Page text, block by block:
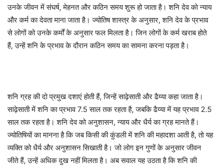
उनके जीवन में संघर्ष, मेहनत और कठिन समय शुरू हो जाता है। शनि देव को न्याय
और कर्म का देवता माना जाता है। ज्योतिष शास्त्र के अनुसार, शनि देव के प्रभाव
से लोगों को उनके कर्मों के अनुसार फल मिलता है। जिन लोगों के कर्म खराब होते
हैं, उन्हें शनि के प्रभाव के दौरान कठिन समय का सामना करना पड़ता है।
शनि ग्रह की दो प्रमुख दशाएं होती हैं, जिन्हें साढ़ेसाती और ढैय्या कहा जाता है।
साढ़ेसाती में शनि का प्रभाव 7.5 साल तक रहता है, जबकि ढैय्या में यह प्रभाव 2.5
साल तक रहता है। शनि देव को अनुशासन, न्याय और धैर्य का ग्रह मानते हैं।
ज्योतिषियों का मानना है कि जब किसी की कुंडली में शनि की महादशा आती है, तो यह
व्यक्ति को धैर्य और अनुशासन सिखाती है। जो लोग इन गुणों के अनुसार जीवन
जीते हैं, उन्हें अधिक दुख नहीं मिलता है। अब सवाल यह उठता है कि शनि की